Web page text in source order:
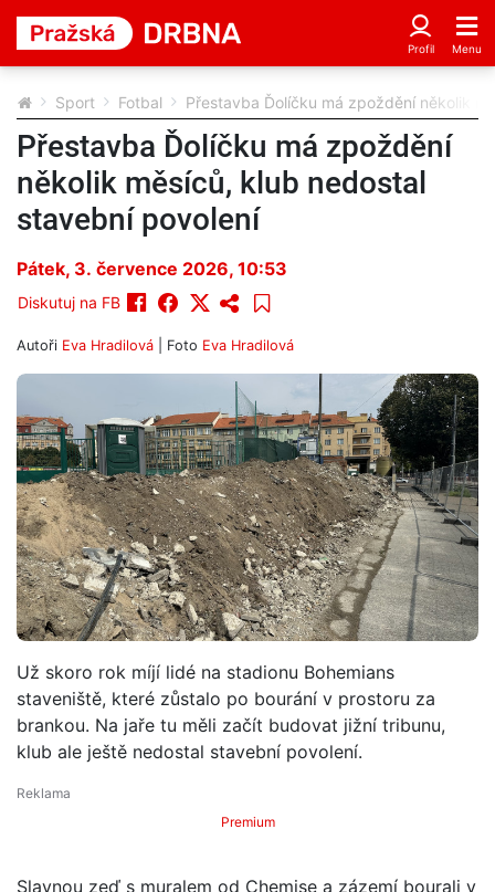
Sport Fotbal Přestavba Ďolíčku má zpoždění několik
Přestavba Ďolíčku má zpoždění
několik měsíců, klub nedostal
stavební povolení
Pátek, 3. července 2026, 10:53
Diskutuj na FB
Autoři Eva Hradilová | Foto Eva Hradilová
Už skoro rok míjí lidé na stadionu Bohemians
staveniště, které zůstalo po bourání v prostoru za
brankou. Na jaře tu měli začít budovat jižní tribunu,
klub ale ještě nedostal stavební povolení.
Premium
Slavnou zeď s muralem od Chemise a zázemí bourali v